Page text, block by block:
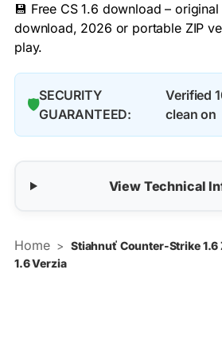
💾 Free CS 1.6 download –
download, 2026 or portable ZIP
play.
🛡️
SECURITY
GUARANTEED:
Verified
clean on
View Technical
Home > Stiahnuť Counter-Strike 1.6
1.6 Verzia